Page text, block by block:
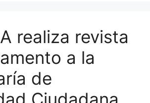
realiza revista
a la
de